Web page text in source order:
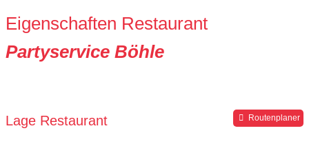
Eigenschaften Restaurant
Partyservice Böhle
Lage Restaurant Routenplaner